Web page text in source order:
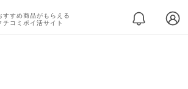
すすめ商品がもらえる
チコミポイ活サイト